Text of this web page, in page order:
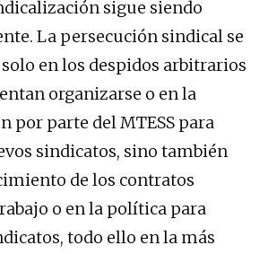
sigue siendo
La persecución sindical se
en los despidos arbitrarios
organizarse o en la
por parte del MTESS para
sindicatos, sino también
de los contratos
o en la política para
todo ello en la más